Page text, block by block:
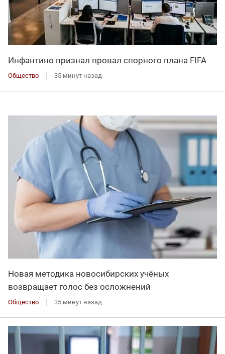
Инфантино признал провал спорного плана FIFA
Общество 35 минут назад
Новая методика новосибирских учёных
возвращает голос без осложнений
Общество 35 минут назад